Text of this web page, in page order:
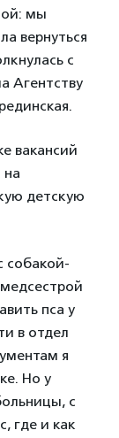
мы
вернуться
с
Агентству
вакансий
на
детскую
собакой-
пса у
в отдел
я
Но у
с
где и как